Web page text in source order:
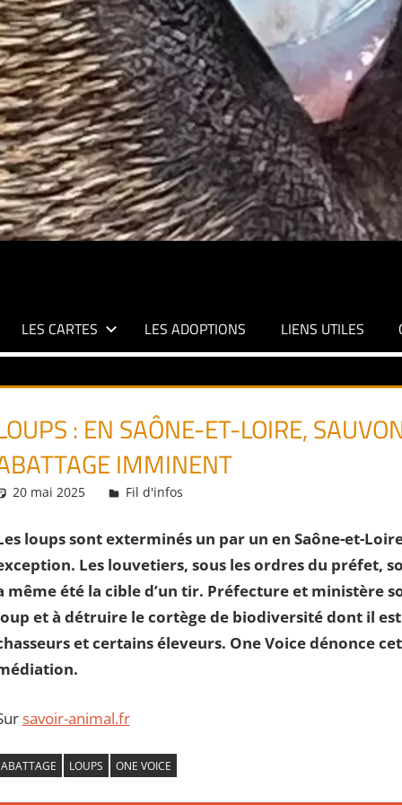
LES CARTES LES ADOPTIONS LIENS UTILES
: EN SAÔNE-ET-LOIRE,
IMMINENT
20 mai 2025 Daniel
Fil d'infos
loups sont exterminés un par un en Saône-et-
Les louvetiers, sous les ordres du préfet,
même été la cible d’un tir. Préfecture et ministère
et à détruire le cortège de biodiversité dont il
et certains éleveurs. One Voice dénonce
savoir-animal.fr
ABATTAGE LOUPS ONE VOICE